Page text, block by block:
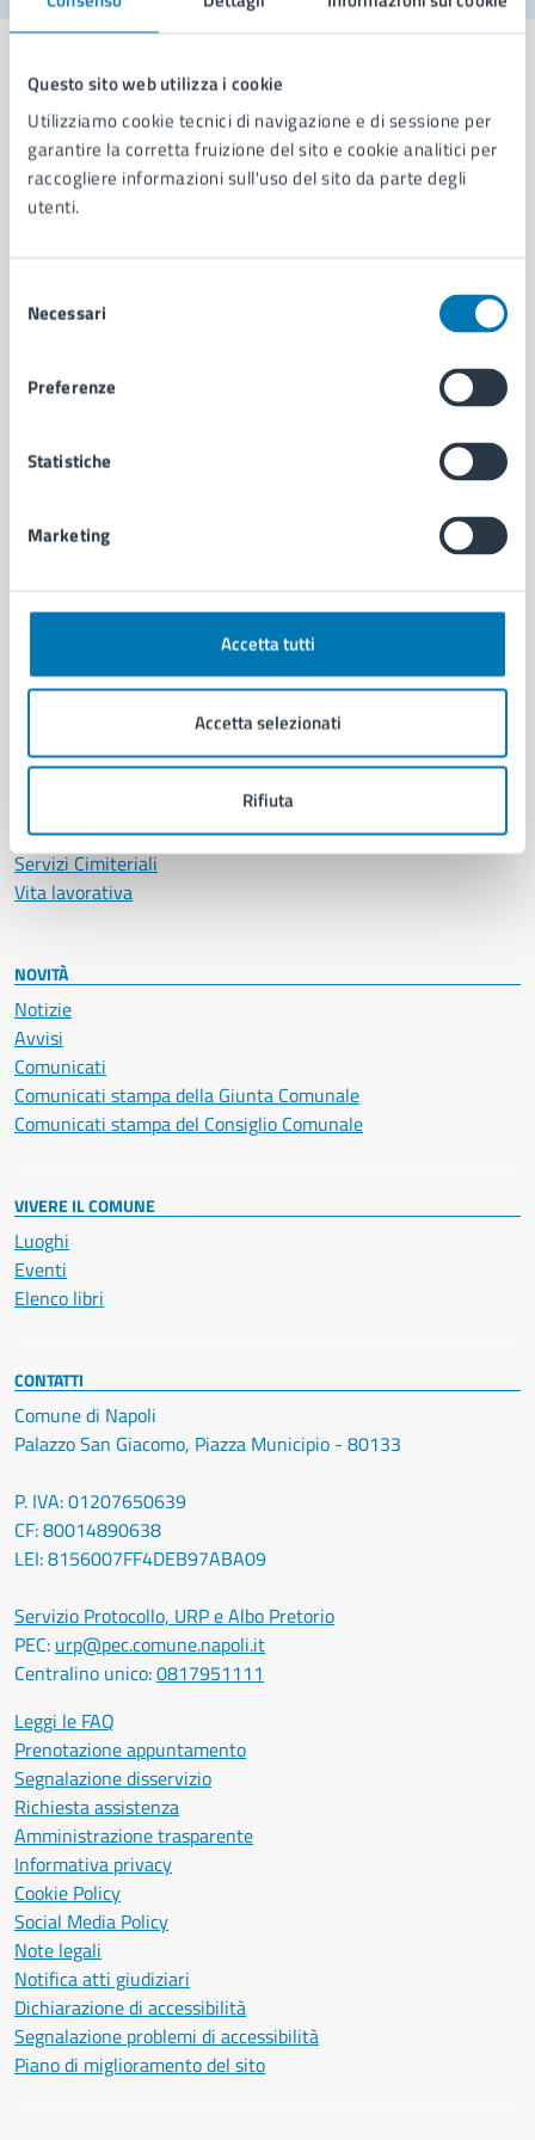
Questo sito web utilizza i cookie
Utilizziamo cookie tecnici di navigazione e di sessione per
garantire la corretta fruizione del sito e cookie analitici per
raccogliere informazioni sull'uso del sito da parte degli
utenti.
delNecessari
Preferenze
Statistiche
Marketing
Accetta tutti
Accetta selezionati
Rifiuta
Comune di Napoli
Municipalità
Enti e fondazioni
Politici
Documenti e dati
Ambiente
Cultura e tempo libero
Documenti e certificati
Educazione e formazione
Giustizia e sicurezza pubblica
Salute, benessere e assistenza
Servizi Cimiteriali
Vita lavorativa
NOVITÀ
Notizie
Avvisi
Comunicati
Comunicati stampa della Giunta Comunale
Comunicati stampa del Consiglio Comunale
VIVERE IL COMUNE
Luoghi
Eventi
Elenco libri
CONTATTI
Comune di Napoli
Palazzo San Giacomo, Piazza Municipio - 80133
P. IVA: 01207650639
CF: 80014890638
LEI: 8156007FF4DEB97ABA09
Servizio Protocollo, URP e Albo Pretorio
PEC: urp@pec.comune.napoli.it
Centralino unico:0817951111
Leggi le FAQ
Prenotazione appuntamento
Segnalazione disservizio
Richiesta assistenza
Amministrazione trasparente
Informativa privacy
Cookie Policy
Social Media Policy
Note legali
Notifica atti giudiziari
Dichiarazione di accessibilità
Segnalazione problemi di accessibilità
Piano di miglioramento del sito